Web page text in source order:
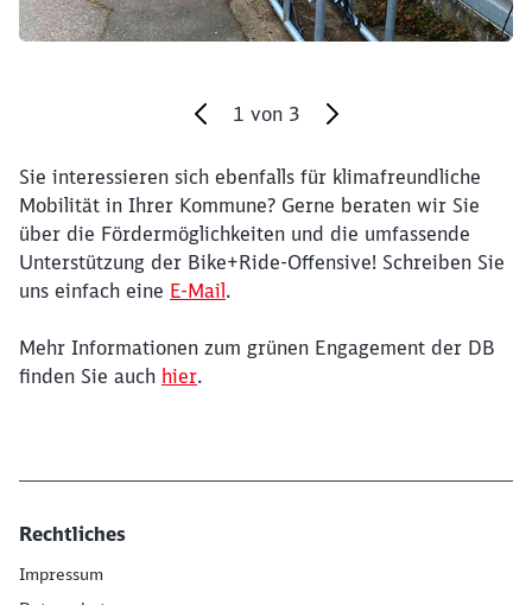
1 von 3
Ende des Sliders
Sie interessieren sich ebenfalls für klimafreundliche
Mobilität in Ihrer Kommune? Gerne beraten wir Sie
über die Fördermöglichkeiten und die umfassende
Unterstützung der Bike+Ride-Offensive! Schreiben Sie
uns einfach eine E-Mail.
Mehr Informationen zum grünen Engagement der DB
finden Sie auch hier.
Rechtliches
Impressum